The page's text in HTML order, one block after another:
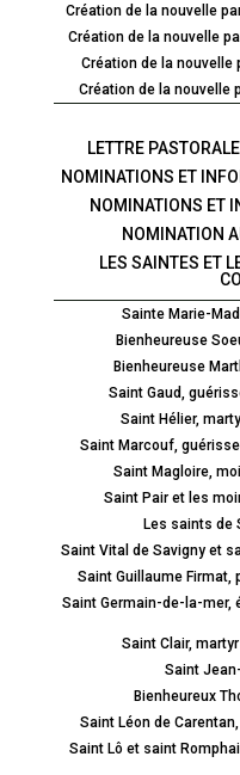
Création de la nouvelle
Création de la nouvelle
Création de la
Création de la nouvelle
LETTRE
NOMINATIONS ET
NOMINATIONS ET
NOMINATION
LES SAINTES ET
Sainte Marie-
Bienheureuse
Bienheureuse
Saint Gaud,
Saint Hélier,
Saint Marcouf,
Saint Magloire,
Saint Pair et les
Les saints de
Saint Vital de Savigny et
Saint Guillaume
Saint Germain-de-la-mer,
Saint Clair,
Saint
Bienheureux
Saint Léon de
Saint Lô et saint